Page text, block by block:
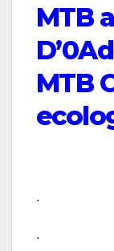
MTB
MTB
.
.